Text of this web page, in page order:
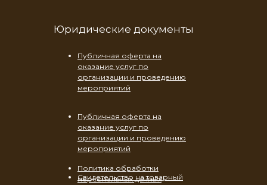
Юридические документы
Политика обработки
персональных данных
Публичная оферта на
оказание услуг по
организации и проведению
мероприятий
Публичная оферта на
оказание услуг по
организации и проведению
мероприятий
Свидетельство на товарный